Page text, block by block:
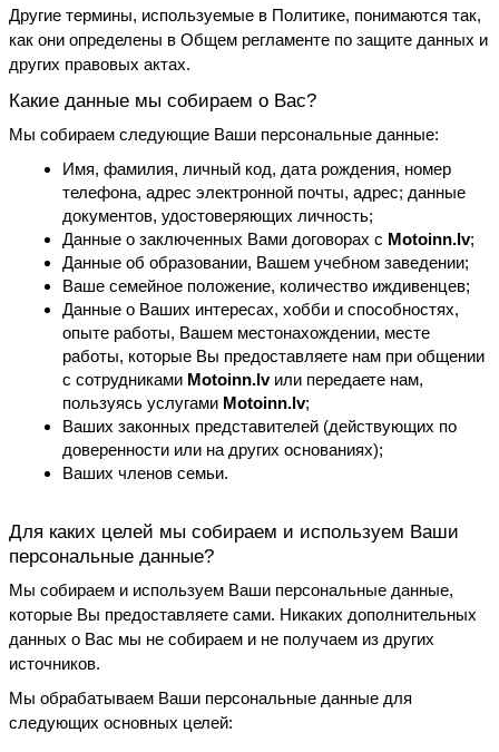
Другие термины, используемые в Политике, понимаются так,
как они определены в Общем регламенте по защите данных и
других правовых актах.
Какие данные мы собираем о Вас?
Мы собираем следующие Ваши персональные данные:
Имя, фамилия, личный код, дата рождения, номер
телефона, адрес электронной почты, адрес; данные
документов, удостоверяющих личность;
Данные о заключенных Вами договорах с Motoinn.lv;
Данные об образовании, Вашем учебном заведении;
Ваше семейное положение, количество иждивенцев;
Данные о Ваших интересах, хобби и способностях,
опыте работы, Вашем местонахождении, месте
работы, которые Вы предоставляете нам при общении
с сотрудниками Motoinn.lv или передаете нам,
пользуясь услугами Motoinn.lv;
Ваших законных представителей (действующих по
доверенности или на других основаниях);
Ваших членов семьи.
Для каких целей мы собираем и используем Ваши
персональные данные?
Мы собираем и используем Ваши персональные данные,
которые Вы предоставляете сами. Никаких дополнительных
данных о Вас мы не собираем и не получаем из других
источников.
Мы обрабатываем Ваши персональные данные для
следующих основных целей: